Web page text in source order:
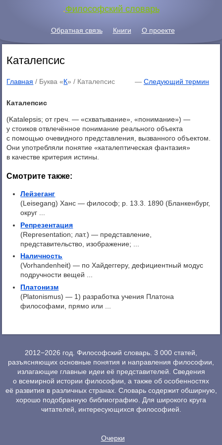
.Философский словарь
Обратная связь Книги О проекте
Каталепсис
Главная / Буква «К» / Каталепсис — Следующий термин
Каталепсис
(Katalepsis; от греч. — «схватывание», «понимание») —
у стоиков отвлечённое понимание реального объекта
с помощью очевидного представления, вызванного объектом.
Они употребляли понятие «каталептическая фантазия»
в качестве критерия истины.
Смотрите также:
Лейзеганг
(Leisegang) Ханс — философ; p. 13.3. 1890 (Бланкенбург,
округ ...
Репрезентация
(Representation; лат.) — представление,
представительство, изображение; ...
Наличность
(Vorhandenheit) — по Хайдеггеру, дефициентный модус
подручности вещей ...
Платонизм
(Platonismus) — 1) разработка учения Платона
философами, прямо или ...
2012−2026 год. Философский словарь. 3 000 статей,
разъясняющих основные понятия и направления философии,
излагающие главные идеи её представителей. Сведения
о всемирной истории философии, а также об особенностях
её развития в различных странах. Словарь содержит обширную,
хорошо подобранную библиографию. Для широкого круга
читателей, интересующихся философией.
Очерки